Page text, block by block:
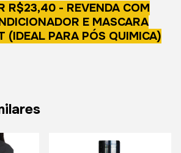
R$23,40 - REVENDA COM
E MASCARA
(IDEAL PARA PÓS QUIMICA)